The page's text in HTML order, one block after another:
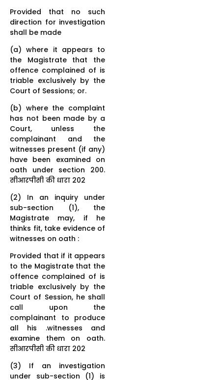
Provided that no such
direction for investigation
shall be made
(a) where it appears to
the Magistrate that the
offence complained of is
triable exclusively by the
Court of Sessions; or.
(b) where the complaint
has not been made by a
Court, unless the
complainant and the
witnesses present (if any)
have been examined on
oath under section 200.
सीआरपीसी की धारा 202
(2) In an inquiry under
sub-section (1), the
Magistrate may, if he
thinks fit, take evidence of
witnesses on oath :
Provided that if it appears
to the Magistrate that the
offence complained of is
triable exclusively by the
Court of Session, he shall
call upon the
complainant to produce
all his .witnesses and
examine them on oath.
सीआरपीसी की धारा 202
(3) If an investigation
under sub-section (1) is